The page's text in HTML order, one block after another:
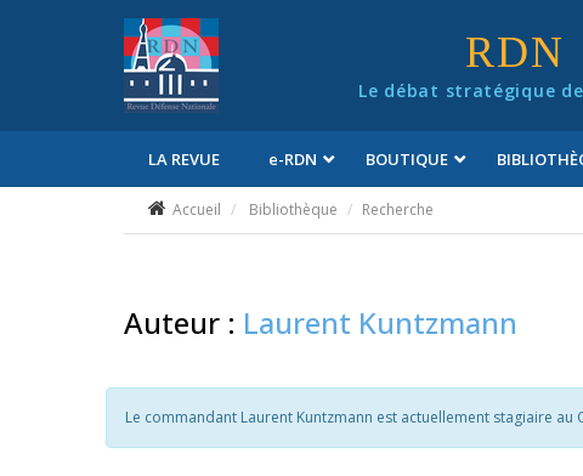
RDN
Le débat stratégique
LA REVUE e-RDN BOUTIQUE
Accueil Bibliothèque Recherche
Auteur : Laurent Kuntzmann
Le commandant Laurent Kuntzmann est actuellement stagiaire